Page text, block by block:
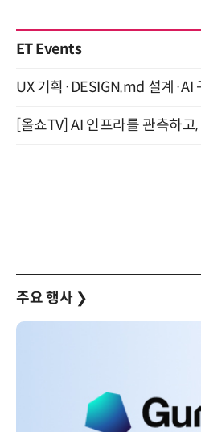
ET Events
주요 행사 ❯